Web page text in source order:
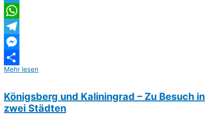
Twitter
WhatsApp
Telegram
Messenger
Teilen
Mehr lesen
Königsberg und Kaliningrad – Zu Besuch in
zwei Städten